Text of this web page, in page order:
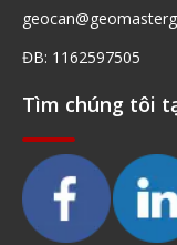
ĐB: 1162597505
Tìm chúng tôi